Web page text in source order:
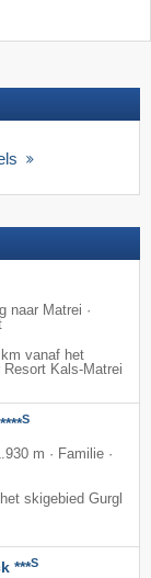
naar Matrei ·
vanaf het
Kals-Matrei
S
m · Familie ·
skigebied Gurgl
***S